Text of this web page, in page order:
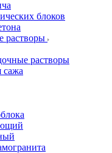
блоков
растворы
растворы
сажа